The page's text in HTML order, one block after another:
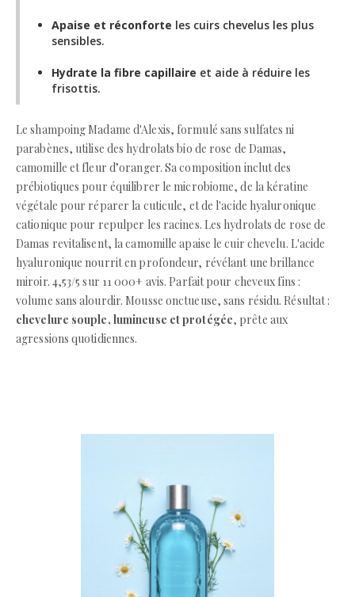
Apaise et réconforte les cuirs chevelus les plus
sensibles.
Hydrate la fibre capillaire et aide à réduire les
frisottis.
Le shampoing Madame d'Alexis, formulé sans sulfates ni
parabènes, utilise des hydrolats bio de rose de Damas,
camomille et fleur d’oranger. Sa composition inclut des
prébiotiques pour équilibrer le microbiome, de la kératine
végétale pour réparer la cuticule, et de l'acide hyaluronique
cationique pour repulper les racines. Les hydrolats de rose de
Damas revitalisent, la camomille apaise le cuir chevelu. L'acide
hyaluronique nourrit en profondeur, révélant une brillance
miroir. 4,53/5 sur 11 000+ avis. Parfait pour cheveux fins :
volume sans alourdir. Mousse onctueuse, sans résidu. Résultat :
chevelure souple, lumineuse et protégée, prête aux
agressions quotidiennes.